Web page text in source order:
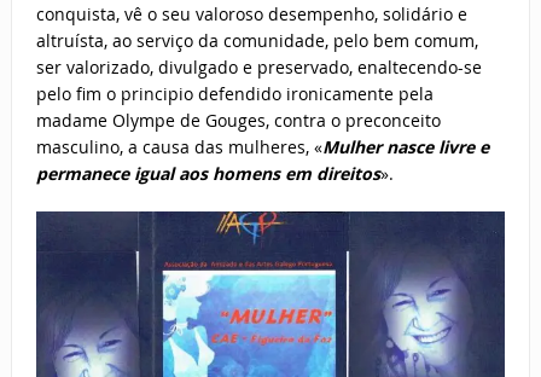
conquista, vê o seu valoroso desempenho, solidário e
altruísta, ao serviço da comunidade, pelo bem comum,
ser valorizado, divulgado e preservado, enaltecendo-se
pelo fim o principio defendido ironicamente pela
madame Olympe de Gouges, contra o preconceito
masculino, a causa das mulheres, «Mulher nasce livre e
permanece igual aos homens em direitos».